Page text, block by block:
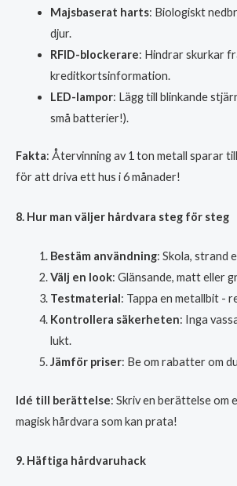
Majsbaserat harts: Biologiskt
djur.
RFID-blockerare: Hindrar skurkar
kreditkortsinformation.
LED-lampor: Lägg till blinkande
små batterier!).
Fakta: Återvinning av 1 ton metall sparar
för att driva ett hus i 6 månader!
8. Hur man väljer hårdvara steg för steg
Bestäm användning: Skola, strand
Välj en look: Glänsande, matt eller
Testmaterial: Tappa en metallbit -
Kontrollera säkerheten: Inga
lukt.
Jämför priser: Be om rabatter om
Idé till berättelse: Skriv en berättelse om
magisk hårdvara som kan prata!
9. Häftiga hårdvaruhack